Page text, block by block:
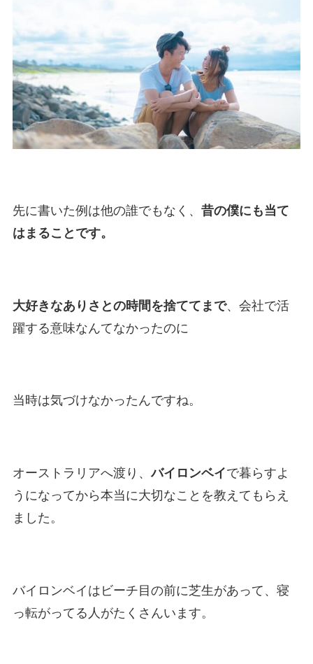
先に書いた例は他の誰でもなく、 昔の僕にも当て
はまることです。
大好きなありさとの時間を捨ててまで、会社で活
躍する意味なんてなかったのに
当時は気づけなかったんですね。
オーストラリアへ渡り、バイロンベイで暮らすよ
うになってから本当に大切なことを教えてもらえ
ました。
バイロンベイはビーチ目の前に芝生があって、寝
っ転がってる人がたくさんいます。